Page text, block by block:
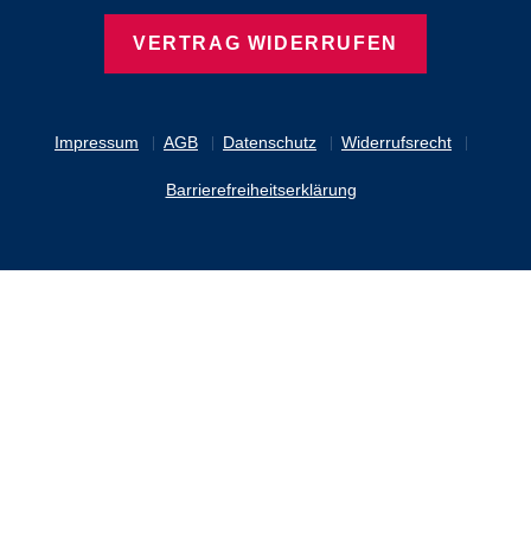
Impressum AGB Datenschutz Widerrufsrecht
Barrierefreiheitserklärung
VERTRAG WIDERRUFEN